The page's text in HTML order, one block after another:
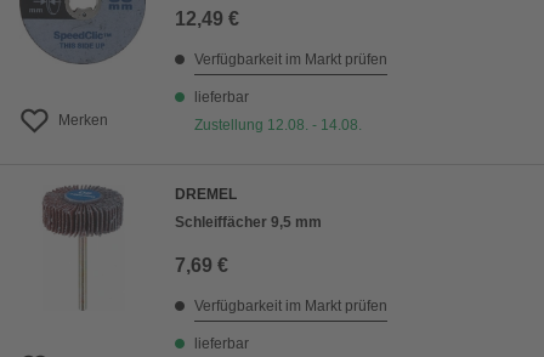
Merken
12,49 €
Verfügbarkeit im Markt prüfen
lieferbar
Zustellung 12.08. - 14.08.
DREMEL
Schleiffächer 9,5 mm
7,69 €
Verfügbarkeit im Markt prüfen
lieferbar